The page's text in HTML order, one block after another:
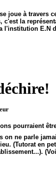
joue à travers
c'est la
l'institution E.N
pourraient
on ne parle
(Tutorat en